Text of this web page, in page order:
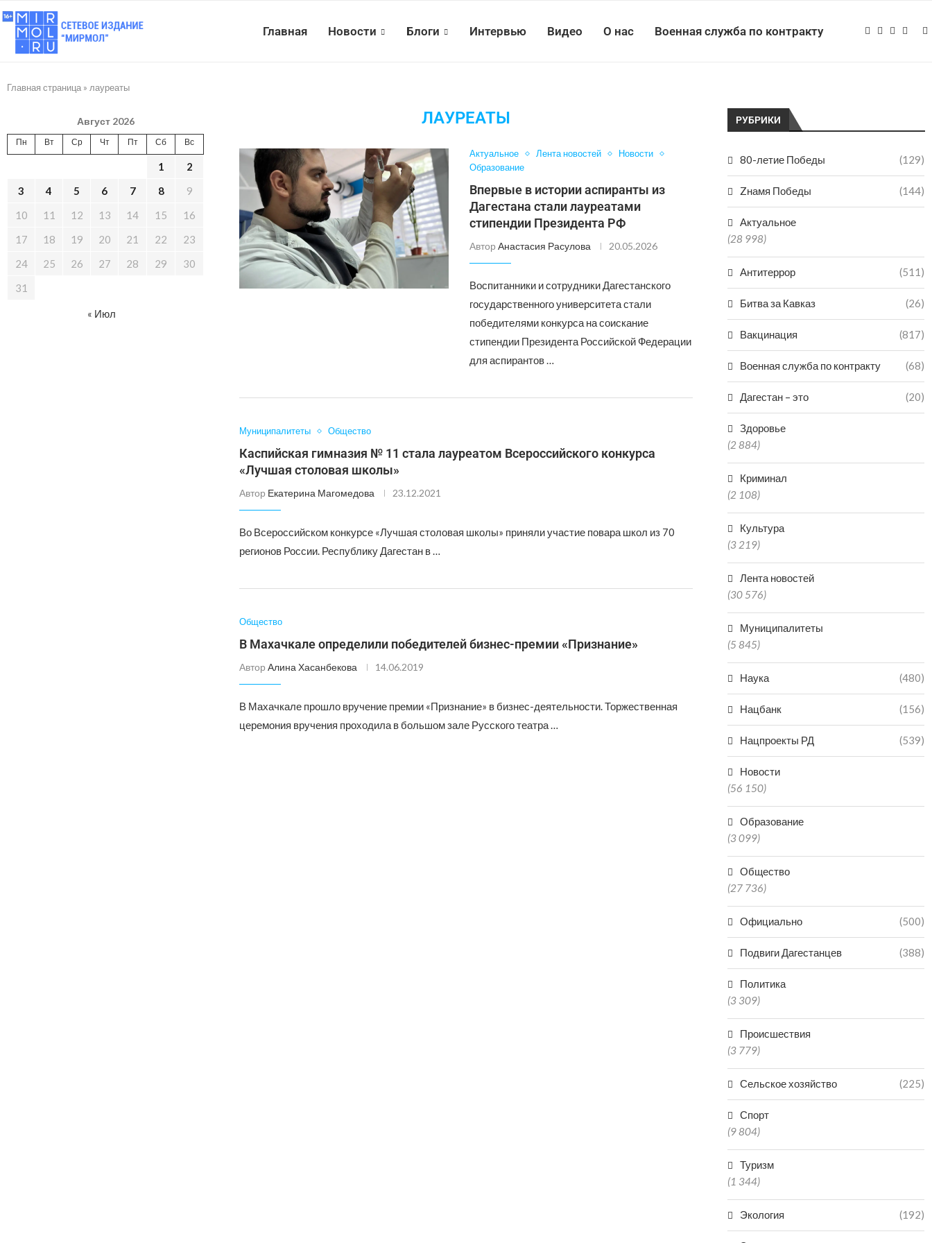
Главная Новости Блоги Интервью Видео О нас Военная служба по контракту
Главная страница » лауреаты
ЛАУРЕАТЫ
Актуальное Лента новостей
Новости
Образование
Впервые в истории аспиранты из
Дагестана стали лауреатами
стипендии Президента РФ
АвторАнастасия Расулова 20.05.2026
Воспитанники и сотрудники Дагестанского
государственного университета стали
победителями конкурса на соискание
стипендии Президента Российской Федерации
для аспирантов …
Муниципалитеты Общество
Каспийская гимназия № 11 стала лауреатом Всероссийского конкурса
«Лучшая столовая школы»
Автор Екатерина Магомедова 23.12.2021
Во Всероссийском конкурсе «Лучшая столовая школы» приняли участие повара школ из 70
регионов России. Республику Дагестан в …
Общество
В Махачкале определили победителей бизнес-премии «Признание»
Автор Алина Хасанбекова 14.06.2019
В Махачкале прошло вручение премии «Признание» в бизнес-деятельности. Торжественная
церемония вручения проходила в большом зале Русского театра …
РУБРИКИ
80-летие Победы (129)
Zнамя Победы (144)
Актуальное
(28 998)
Антитеррор (511)
Битва за Кавказ (26)
Вакцинация (817)
Военная служба по контракту (68)
Дагестан – это (20)
Здоровье
(2 884)
Криминал
(2 108)
Культура
(3 219)
Лента новостей
(30 576)
Муниципалитеты
(5 845)
Наука (480)
Нацбанк (156)
Нацпроекты РД (539)
Новости
(56 150)
Образование
(3 099)
Общество
(27 736)
Официально (500)
Подвиги Дагестанцев (388)
Политика
(3 309)
Происшествия
(3 779)
Сельское хозяйство (225)
Спорт
(9 804)
Туризм
(1 344)
Экология (192)
Август 2026
Пн Вт Ср Чт Пт Сб Вс
1
2
3
4 5 6 7 8
9
10
11 12 13 14 15
16
17
18 19 20 21 22
23
24
25 26 27 28 29
30
31
« Июл